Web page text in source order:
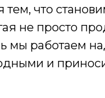
что
не просто
мы работаем
и